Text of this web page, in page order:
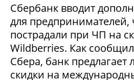
Сбербанк вводит
для предпринимателей,
пострадали при ЧП на
Wildberries. Как
Сбера, банк предлагает
скидки на